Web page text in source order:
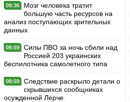
09:36
Мозг человека тратит
большую часть ресурсов на
анализ поступающих зрительных
данных
08:59
Силы ПВО за ночь сбили над
Россией 203 украинских
беспилотника самолетного типа
08:59
Следствие раскрыло детали о
скрывшихся сообщниках
осужденной Лерче